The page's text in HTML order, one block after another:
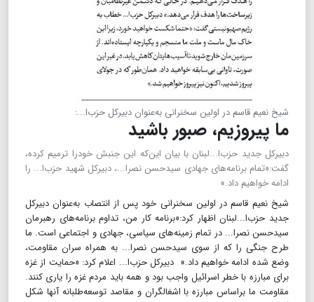
شیخ نعیم قاسم در اولین سخنرانی به‌عنوان دبیرکل حزب‌ا...:
ما پیروزیم، صبور باشید
دبیرکل جدید حزب‌ا...لبنان با بیان این‌که این جنبش خودرا ترمیم کرده،
گفت:‌«تمام برنامه‌های جهادی سیدحسن نصرا...، دبیرکل شهید حزب‌ا... را
ادامه خواهیم داد.»
شیخ نعیم قاسم در اولین سخنرانی خود پس از انتصاب به‌عنوان دبیرکل
جدید حزب‌ا...لبنان اظهار کرد:«برنامه کار من، تداوم برنامه‌های رهبرمان
سیدحسن نصرا... در تمام زمینه‌های سیاسی، جهادی و اجتماعی است. ما
طرح جنگی را که از سوی سیدحسن نصرا... به همراه سران مقاومت،
وضع شده ادامه خواهیم داد.» دبیرکل حزب‌ا... اعلام کرد: «حمایت از غزه
برای مبارزه با خطر اسرائیل واجب بود و همه باید مردم غزه را یاری کنند.
مقاومت ما براساس مبارزه با اشغالگران و مقاصد توسعه‌طلبانه آنها شکل